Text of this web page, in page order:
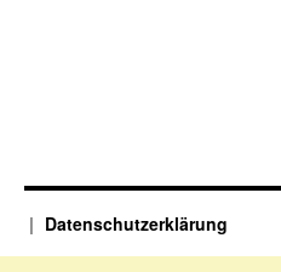
Datenschutzerklärung